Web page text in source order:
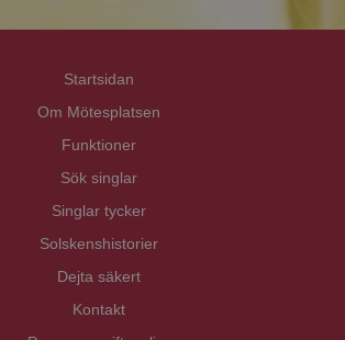
Startsidan
Om Mötesplatsen
Funktioner
Sök singlar
Singlar tycker
Solskenshistorier
Dejta säkert
Kontakt